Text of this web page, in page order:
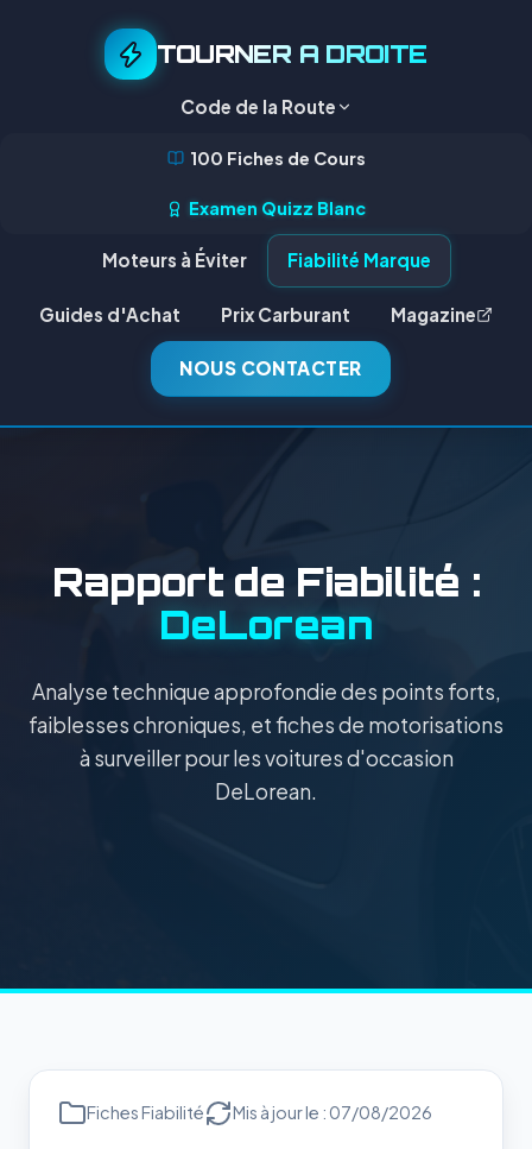
TOURNER A DROITE
Code de la Route
100 Fiches de Cours
Examen Quizz Blanc
Moteurs à Éviter Fiabilité Marque
Guides d'Achat Prix Carburant Magazine
NOUS CONTACTER
Rapport de Fiabilité :
DeLorean
Analyse technique approfondie des points forts,
faiblesses chroniques, et fiches de motorisations
à surveiller pour les voitures d'occasion
DeLorean.
Fiches Fiabilité Mis à jour le : 07/08/2026